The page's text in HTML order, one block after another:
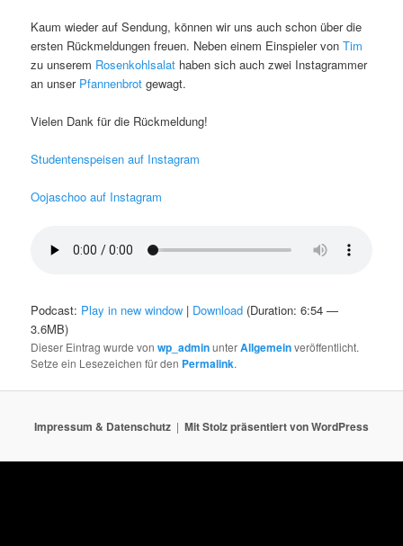
Kaum wieder auf Sendung, können wir uns auch schon über die
ersten Rückmeldungen freuen. Neben einem Einspieler vonTim
zu unserem Rosenkohlsalat haben sich auch zwei Instagrammer
an unser Pfannenbrotgewagt.
Vielen Dank für die Rückmeldung!
Studentenspeisen auf Instagram
Oojaschoo auf Instagram
Podcast: Play in new window | Download (Duration: 6:54 —
3.6MB)
Dieser Eintrag wurde vonwp_adminunterAllgemeinveröffentlicht.
Setze ein Lesezeichen für den Permalink.
Impressum & Datenschutz Mit Stolz präsentiert von WordPress